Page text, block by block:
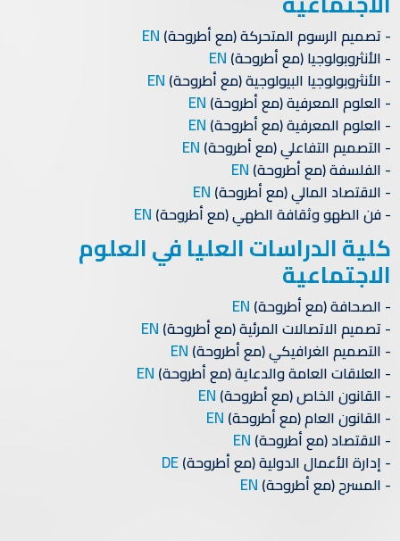
تصميم الرسوم المتحركة (مع أطروحة) EN
الأنثروبولوجيا (مع أطروحة) EN
الأنثروبولوجيا البيولوجية (مع أطروحة) EN
العلوم المعرفية (مع أطروحة) EN
العلوم المعرفية (مع أطروحة) EN
التصميم التفاعلي (مع أطروحة) EN
الفلسفة (مع أطروحة) EN
الاقتصاد المالي (مع أطروحة) EN
فن الطهو وثقافة الطهي (مع أطروحة) EN
كلية الدراسات العليا في العلوم
الاجتماعية
الصحافة (مع أطروحة) EN
تصميم الاتصالات المرئية (مع أطروحة) EN
التصميم الغرافيكي (مع أطروحة) EN
العلاقات العامة والدعاية (مع أطروحة) EN
القانون الخاص (مع أطروحة) EN
القانون العام (مع أطروحة) EN
الاقتصاد (مع أطروحة) EN
إدارة الأعمال الدولية (مع أطروحة)DE
المسرح (مع أطروحة) EN